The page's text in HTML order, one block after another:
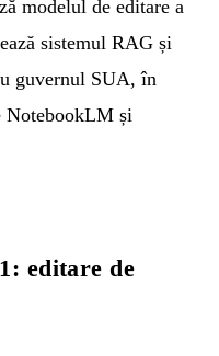
modelul de editare a
sistemul RAG și
guvernul SUA, în
NotebookLM și
editare de